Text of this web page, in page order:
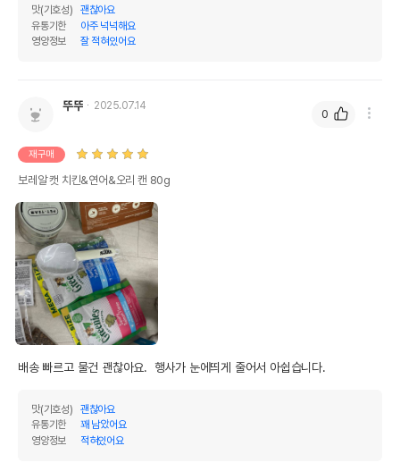
맛(기호성)
괜찮아요
유통기한
아주 넉넉해요
영양정보
잘 적혀있어요
뚜뚜 2025.07.14
재구매
보레알 캣 치킨&연어&오리 캔 80g
배송 빠르고 물건 괜찮아요.  행사가 눈에띄게 줄어서 아쉽습니다.
맛(기호성)
괜찮아요
유통기한
꽤 남았어요
영양정보
적혀있어요
0